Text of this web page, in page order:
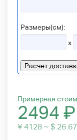
Размеры(см):
x
Расчет
Примерная
2494 ₽
¥ 4128 ~ $